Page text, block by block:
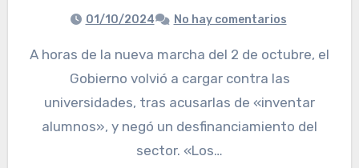
01/10/2024 No hay comentarios
A horas de la nueva marcha del 2 de octubre, el
Gobierno volvió a cargar contra las
universidades, tras acusarlas de «inventar
alumnos», y negó un desfinanciamiento del
sector. «Los…